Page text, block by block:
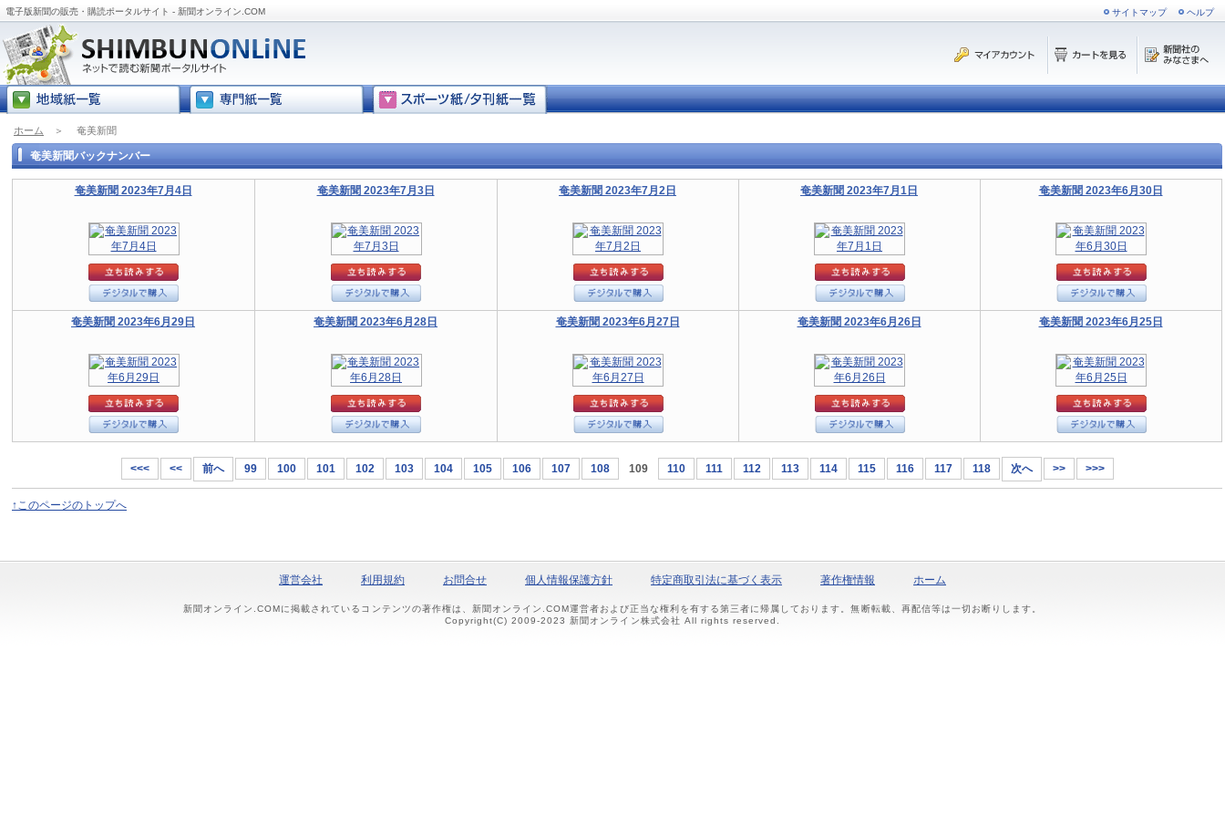
電子版新聞の販売・購読ポータルサイト - 新聞オンライン.COM サイトマップ ヘルプ
ホーム ＞ 奄美新聞
奄美新聞バックナンバー
奄美新聞 2023年7月4日 奄美新聞 2023年7月3日 奄美新聞 2023年7月2日 奄美新聞 2023年7月1日 奄美新聞 2023年6月30日
奄美新聞 2023年6月29日 奄美新聞 2023年6月28日 奄美新聞 2023年6月27日 奄美新聞 2023年6月26日 奄美新聞 2023年6月25日
<<< << 前へ 99 100 101 102 103 104 105 106 107 108 109 110 111 112 113 114 115 116 117 118 次へ >> >>>
↑このページのトップへ
運営会社 利用規約 お問合せ 個人情報保護方針 特定商取引法に基づく表示 著作権情報 ホーム
新聞オンライン.COMに掲載されているコンテンツの著作権は、新聞オンライン.COM運営者および正当な権利を有する第三者に帰属しております。無断転載、再配信等は一切お断りします。
Copyright(C) 2009-2023 新聞オンライン株式会社 All rights reserved.